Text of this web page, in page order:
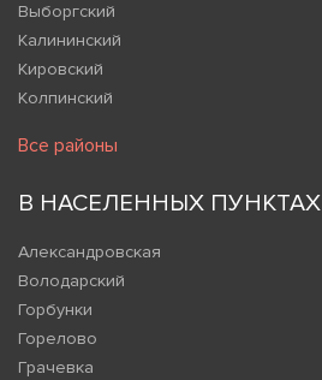
Выборгский
Калининский
Кировский
Колпинский
Все районы
В НАСЕЛЕННЫХ ПУНКТАХ
Александровская
Володарский
Горбунки
Горелово
Грачевка